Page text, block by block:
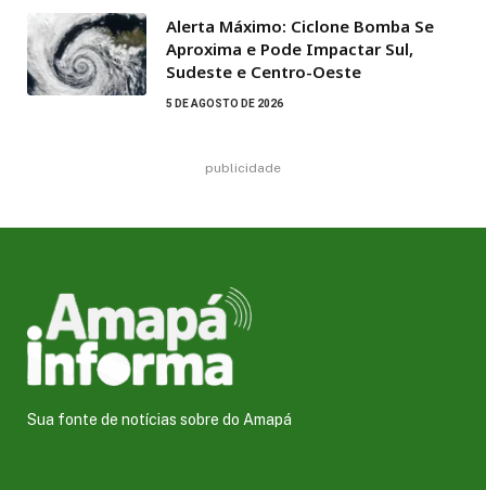
Alerta Máximo: Ciclone Bomba Se
Aproxima e Pode Impactar Sul,
Sudeste e Centro-Oeste
5 DE AGOSTO DE 2026
publicidade
Sua fonte de notícias sobre do Amapá